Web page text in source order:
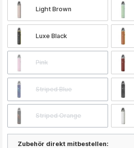
Light Brown
Luxe Black
Pink
Striped Blue
Striped Orange
Zubehör direkt mitbestellen: